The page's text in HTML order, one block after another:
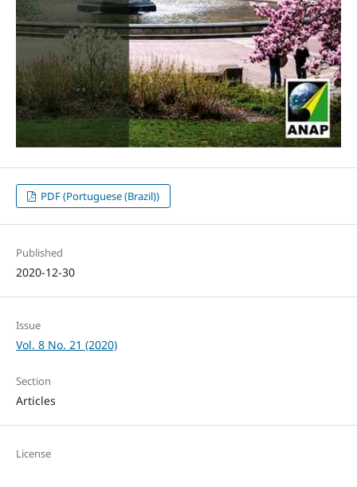
PDF (Portuguese (Brazil))
Published
2020-12-30
Issue
Vol. 8 No. 21 (2020)
Section
Articles
License